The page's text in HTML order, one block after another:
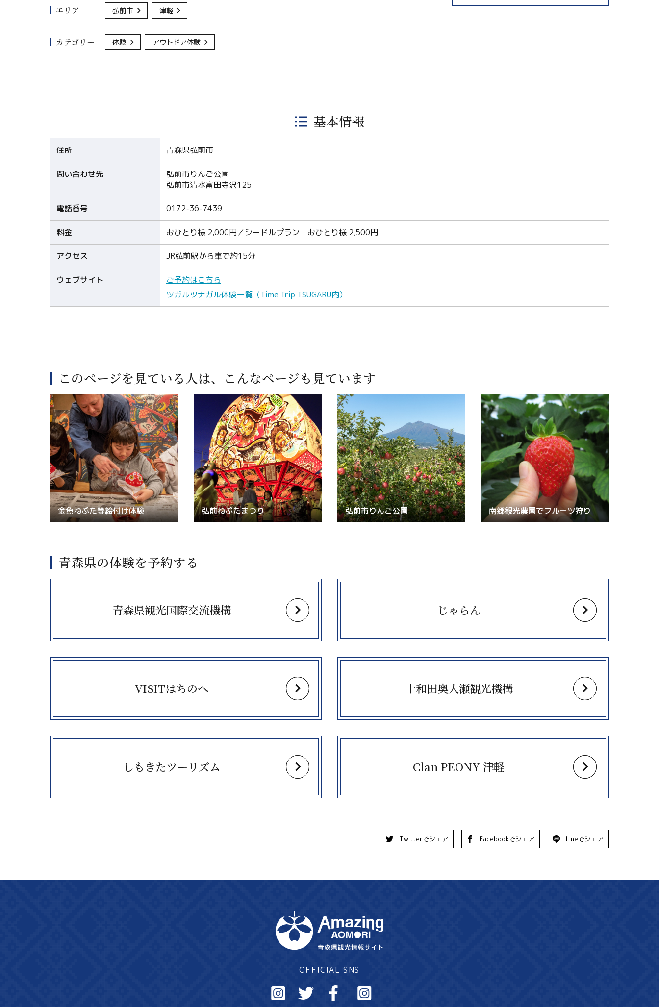
エリア 弘前市 津軽
カテゴリー 体験 アウトドア体験
基本情報
住所 青森県弘前市
問い合わせ先
弘前市りんご公園
弘前市清水富田寺沢125
電話番号 0172-36-7439
料金 おひとり様 2,000円／シードルプラン おひとり様 2,500円
アクセス JR弘前駅から車で約15分
ウェブサイト
ご予約はこちら
ツガルツナガル体験一覧（Time Trip TSUGARU内）
このページを見ている人は、 こんなページも見ています
金魚ねぷた等絵付け体験 弘前ねぷたまつり 弘前市りんご公園 南郷観光農園でフルーツ狩り
青森県の体験を予約する
青森県観光国際交流機構
more
じゃらん
more
VISITはちのへ
more
十和田奥入瀬観光機構
more
しもきたツーリズム
more
Clan PEONY 津軽
more
Twitterでシェア Facebookでシェア Lineでシェア
OFFICIAL SNS
Copy URL